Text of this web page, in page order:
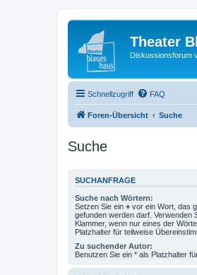
Theater
Diskussionsforum
Schnellzugriff FAQ
Foren-Übersicht Suche
Suche
SUCHANFRAGE
Suche nach Wörtern:
Setzen Sie ein + vor ein Wort, das
gefunden werden darf. Verwenden
Klammer, wenn nur eines der
Platzhalter für teilweise
Zu suchender Autor:
Benutzen Sie ein * als Platzhalter